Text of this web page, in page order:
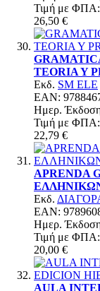
Τιμή με ΦΠΑ:
26,50 €
TEORIA Y
Εκδ. SM ELE
EAN:
Ημερ.
Τιμή με ΦΠΑ:
22,79 €
APRENDA
Εκδ.
EAN:
Ημερ.
Τιμή με ΦΠΑ:
20,00 €
AULA